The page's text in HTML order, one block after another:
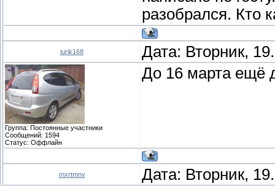
разобрался. Кто
iurik168 Дата: Вторник,
Группа: Постоянные участники
Сообщений: 1594
Статус: Оффлайн
До 16 марта ещё
mxrtmnv Дата: Вторник,